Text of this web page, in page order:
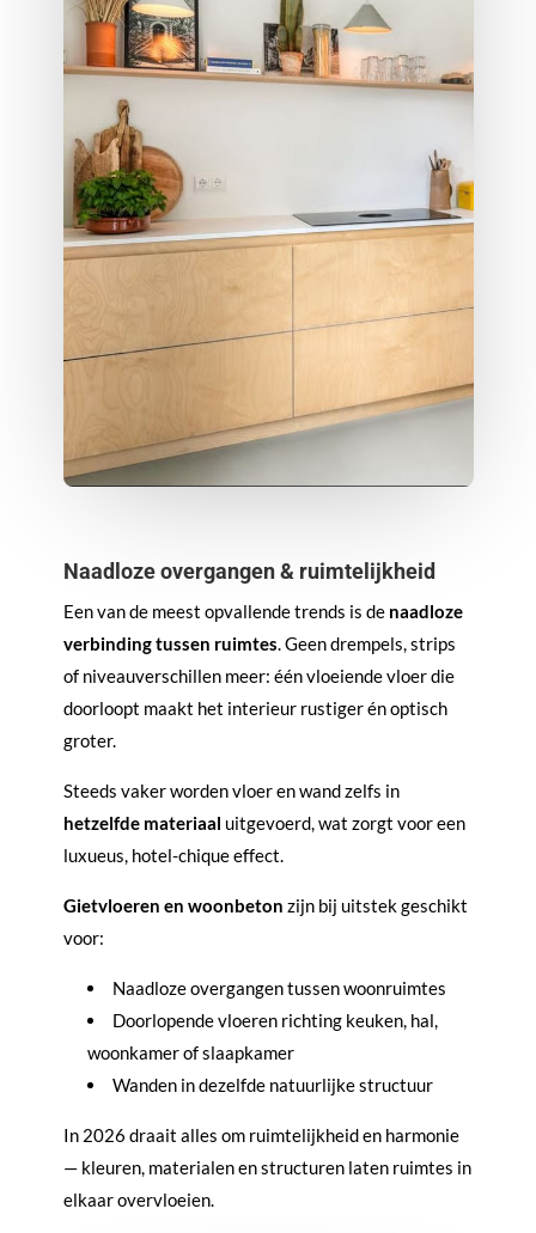
Naadloze overgangen & ruimtelijkheid
Een van de meest opvallende trends is de naadloze
verbinding tussen ruimtes. Geen drempels, strips
of niveauverschillen meer: één vloeiende vloer die
doorloopt maakt het interieur rustiger én optisch
groter.
Steeds vaker worden vloer en wand zelfs in
hetzelfde materiaal uitgevoerd, wat zorgt voor een
luxueus, hotel-chique effect.
Gietvloeren en woonbeton zijn bij uitstek geschikt
voor:
Naadloze overgangen tussen woonruimtes
Doorlopende vloeren richting keuken, hal,
woonkamer of slaapkamer
Wanden in dezelfde natuurlijke structuur
In 2026 draait alles om ruimtelijkheid en harmonie
— kleuren, materialen en structuren laten ruimtes in
elkaar overvloeien.